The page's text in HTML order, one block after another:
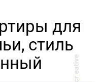
для
стиль